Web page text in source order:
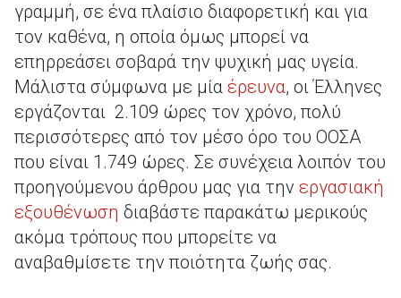
γραμμή, σε ένα πλαίσιο διαφορετική και για
τον καθένα, η οποία όμως μπορεί να
επηρρεάσει σοβαρά την ψυχική μας υγεία.
Μάλιστα σύμφωνα με μία έρευνα, οι Έλληνες
εργάζονται 2.109 ώρες τον χρόνο, πολύ
περισσότερες από τον μέσο όρο του ΟΟΣΑ
που είναι 1.749 ώρες. Σε συνέχεια λοιπόν του
προηγούμενου άρθρου μας για την εργασιακή
εξουθένωση διαβάστε παρακάτω μερικούς
ακόμα τρόπους που μπορείτε να
αναβαθμίσετε την ποιότητα ζωής σας.